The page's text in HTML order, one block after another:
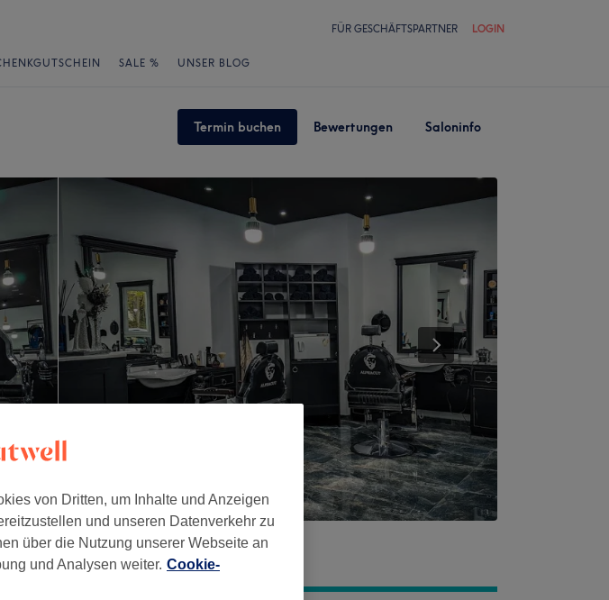
FÜR GESCHÄFTSPARTNER LOGIN
SALE % UNSER BLOG
Termin buchen Bewertungen Saloninfo
von Dritten, um Inhalte und Anzeigen
und unseren Datenverkehr zu
über die Nutzung unserer Webseite an
und Analysen weiter. Cookie-